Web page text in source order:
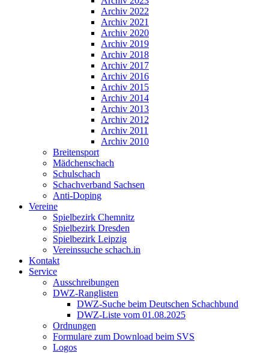
Archiv 2022
Archiv 2021
Archiv 2020
Archiv 2019
Archiv 2018
Archiv 2017
Archiv 2016
Archiv 2015
Archiv 2014
Archiv 2013
Archiv 2012
Archiv 2011
Archiv 2010
Breitensport
Mädchenschach
Schulschach
Schachverband Sachsen
Anti-Doping
Vereine
Spielbezirk Chemnitz
Spielbezirk Dresden
Spielbezirk Leipzig
Vereinssuche schach.in
Kontakt
Service
Ausschreibungen
DWZ-Ranglisten
DWZ-Suche beim Deutschen Schachbund
DWZ-Liste vom 01.08.2025
Ordnungen
Formulare zum Download beim SVS
Logos